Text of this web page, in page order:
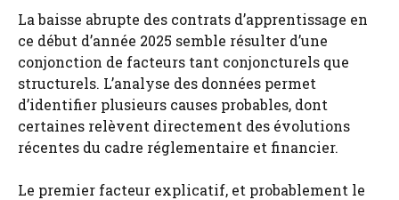
La baisse abrupte des contrats d’apprentissage en
ce début d’année 2025 semble résulter d’une
conjonction de facteurs tant conjoncturels que
structurels. L’analyse des données permet
d’identifier plusieurs causes probables, dont
certaines relèvent directement des évolutions
récentes du cadre réglementaire et financier.
Le premier facteur explicatif, et probablement le